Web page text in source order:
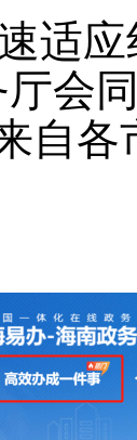
适
会
自